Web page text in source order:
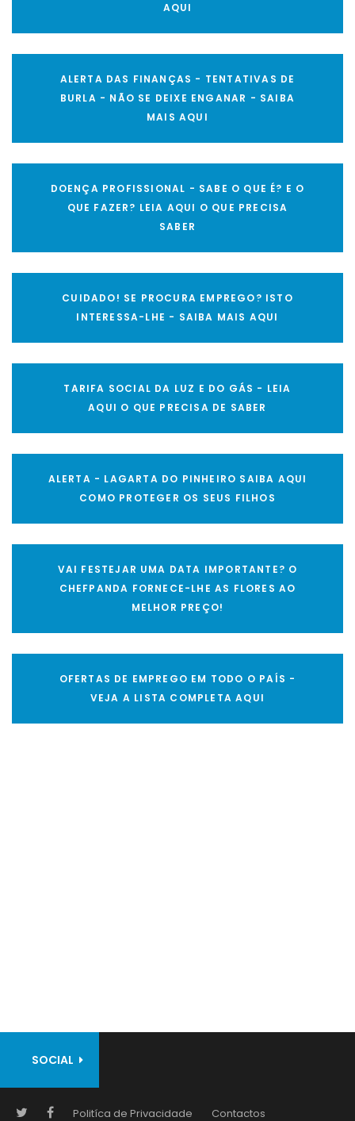
AQUI
ALERTA DAS FINANÇAS - TENTATIVAS DE
BURLA - NÃO SE DEIXE ENGANAR - SAIBA
MAIS AQUI
DOENÇA PROFISSIONAL - SABE O QUE É? E O
QUE FAZER? LEIA AQUI O QUE PRECISA
SABER
CUIDADO! SE PROCURA EMPREGO? ISTO
INTERESSA-LHE - SAIBA MAIS AQUI
TARIFA SOCIAL DA LUZ E DO GÁS - LEIA
AQUI O QUE PRECISA DE SABER
ALERTA - LAGARTA DO PINHEIRO SAIBA AQUI
COMO PROTEGER OS SEUS FILHOS
VAI FESTEJAR UMA DATA IMPORTANTE? O
CHEFPANDA FORNECE-LHE AS FLORES AO
MELHOR PREÇO!
OFERTAS DE EMPREGO EM TODO O PAÍS -
VEJA A LISTA COMPLETA AQUI
SOCIAL
Politíca de Privacidade Contactos